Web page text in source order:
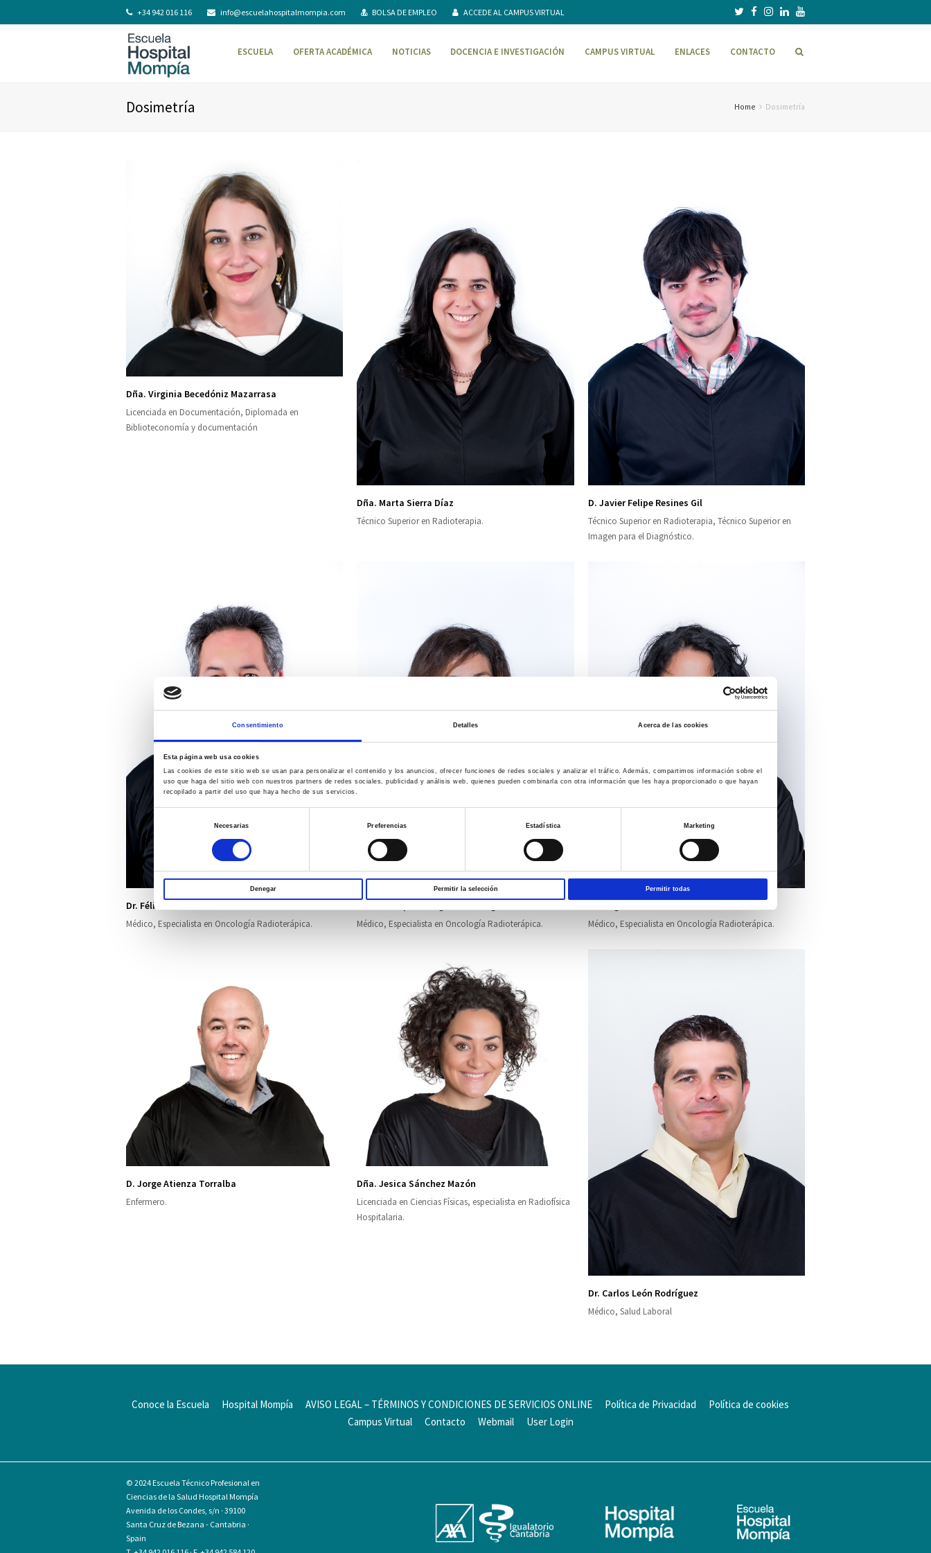
Consentimiento Detalles Acerca de las cookies
Esta página web usa cookies
Las cookies de este sitio web se usan para personalizar el contenido y los anuncios, ofrecer funciones de redes sociales y analizar el tráfico. Además, compartimos información sobre el
uso que haga del sitio web con nuestros partners de redes sociales, publicidad y análisis web, quienes pueden combinarla con otra información que les haya proporcionado o que hayan
recopilado a partir del uso que haya hecho de sus servicios.
Selección
de
consentimiento
Necesarias Preferencias Estadística Marketing
Denegar Permitir la selección Permitir todas
+34 942 016 116 info@escuelahospitalmompia.com BOLSA DE EMPLEO ACCEDE AL CAMPUS VIRTUAL
ESCUELA OFERTA ACADÉMICA NOTICIAS DOCENCIA E INVESTIGACIÓN CAMPUS VIRTUAL ENLACES CONTACTO
Dosimetría Home Dosimetría
Dña. Virginia Becedóniz Mazarrasa
Licenciada en Documentación, Diplomada en
Biblioteconomía y documentación
Dña. Marta Sierra Díaz
Técnico Superior en Radioterapia.
D. Javier Felipe Resines Gil
Técnico Superior en Radioterapia, Técnico Superior en
Imagen para el Diagnóstico.
Dr. Félix Sáez Hernáez
Médico, Especialista en Oncología Radioterápica. Médico, Especialista en Oncología Radioterápica. Médico, Especialista en Oncología Radioterápica.
D. Jorge Atienza Torralba
Enfermero.
Dña. Jesica Sánchez Mazón
Licenciada en Ciencias Físicas, especialista en Radiofísica
Hospitalaria.
Dr. Carlos León Rodríguez
Médico, Salud Laboral
Conoce la Escuela Hospital Mompía AVISO LEGAL – TÉRMINOS Y CONDICIONES DE SERVICIOS ONLINE Política de Privacidad
Política de cookies
Campus Virtual
Contacto Webmail User Login
© 2024 Escuela Técnico Profesional en
Ciencias de la Salud Hospital Mompía
Avenida de los Condes, s/n · 39100
Santa Cruz de Bezana - Cantabria ·
Spain